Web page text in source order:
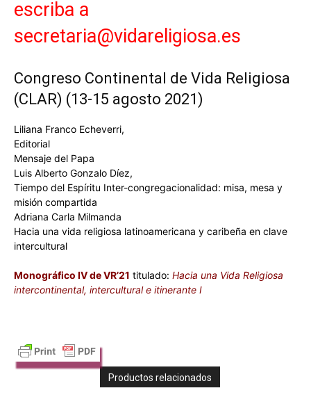
cantidad
escriba a
secretaria@vidareligiosa.es
Congreso Continental de Vida Religiosa
(CLAR) (13-15 agosto 2021)
Liliana Franco Echeverri,
Editorial
Mensaje del Papa
Luis Alberto Gonzalo Díez,
Tiempo del Espíritu Inter-congregacionalidad: misa, mesa y
misión compartida
Adriana Carla Milmanda
Hacia una vida religiosa latinoamericana y caribeña en clave
intercultural
Monográfico IV de VR’21 titulado: Hacia una Vida Religiosa
intercontinental, intercultural e itinerante I
Productos relacionados